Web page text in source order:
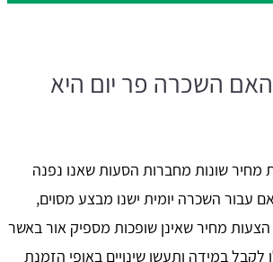
השכרה פר יום היא
שונות מחברות הסעות שאנו נפנה
עבור השכרה יומית ישנו מבצע מסוים,
מחיר שאינן שופכות מספיק אור באשר
במידה ותעשו שינויים באופי הזמנת